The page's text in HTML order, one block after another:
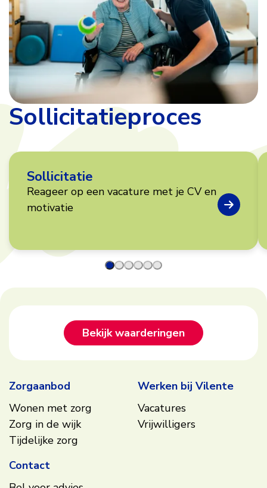
Sollicitatieproces
Sollicitatie
Reageer op een vacature met je CV en
motivatie
Footer
Bekijk waarderingen
Zorgaanbod
Wonen met zorg
Zorg in de wijk
Tijdelijke zorg
Werken bij Vilente
Vacatures
Vrijwilligers
Contact